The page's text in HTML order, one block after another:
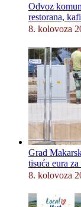
Odvoz
restorana,
8. kolovoza
Grad
tisuća eura
8. kolovoza